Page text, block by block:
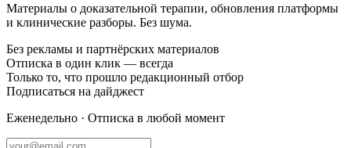
Материалы о доказательной терапии, обновления платформы
и клинические разборы. Без шума.
Без рекламы и партнёрских материалов
Отписка в один клик — всегда
Только то, что прошло редакционный отбор
Подписаться на дайджест
Еженедельно · Отписка в любой момент